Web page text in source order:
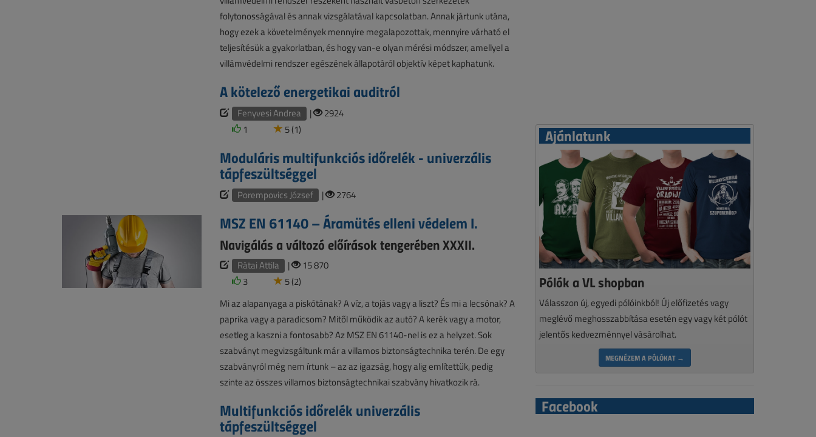
folytonosságával és annak vizsgálatával kapcsolatban. Annak jártunk utána,
hogy ezek a követelmények mennyire megalapozottak, mennyire várható el
teljesítésük a gyakorlatban, és hogy van-e olyan mérési módszer, amellyel a
villámvédelmi rendszer egészének állapotáról objektív képet kaphatunk.
A kötelező energetikai auditról
Fenyvesi Andrea |
2924
1
5 (1)
Moduláris multifunkciós időrelék - univerzális
tápfeszültséggel
Porempovics József | 2764
MSZ EN 61140 – Áramütés elleni védelem I.
Navigálás a változó előírások tengerében XXXII.
Rátai Attila |
15 870
3
5 (2)
Mi az alapanyaga a piskótának? A víz, a tojás vagy a liszt? És mi a lecsónak? A
paprika vagy a paradicsom? Mitől működik az autó? A kerék vagy a motor,
esetleg a kaszni a fontosabb? Az MSZ EN 61140-nel is ez a helyzet. Sok
szabványt megvizsgáltunk már a villamos biztonságtechnika terén. De egy
szabványról még nem írtunk – az az igazság, hogy alig említettük, pedig
szinte az összes villamos biztonságtechnikai szabvány hivatkozik rá.
Multifunkciós időrelék univerzális
tápfeszültséggel
Ajánlatunk
Pólók a VL shopban
Válasszon új, egyedi pólóinkból! Új előfizetés vagy
meglévő meghosszabbítása esetén egy vagy két pólót
jelentős kedvezménnyel vásárolhat.
MEGNÉZEM A PÓLÓKAT →
Facebook